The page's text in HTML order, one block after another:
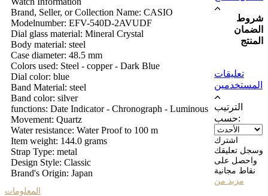
Brand, Seller, or Collection Name: CASIO
Modelnumber: EFV-540D-2AVUDF
Dial glass material: Mineral Crystal
Body material: steel
Case diameter: 48.5 mm
Colors used: Steel - copper - Dark Blue
Dial color: blue
Band Material: steel
Band color: silver
functions: Date Indicator - Chronograph - Luminous
Movement: Quartz
Water resistance: Water Proof to 100 m
Item weight: 144.0 grams
Strap Type: metal
Design Style: Classic
Brand's Origin: Japan
شروط
الضمان
المنتج
تعليقات
المستخدمين
الترتيب
حسب:
اشترك
وسجل تعليقك
واحصل على
نقاط مجانية
مزيد من
المعلومات